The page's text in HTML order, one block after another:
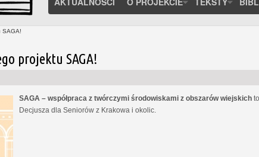
SAGA!
projektu SAGA!
SAGA – współpraca z twórczymi środowiskami z obszarów wiejskich
Decjusza dla Seniorów z Krakowa i okolic.